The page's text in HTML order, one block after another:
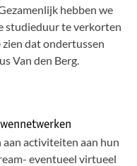
hebben we
studieduur te verkorten
dat ondertussen
Van den Berg.
activiteiten aan hun
eventueel virtueel